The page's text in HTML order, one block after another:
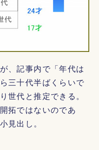
、記事内で「年代は
三十代半ばくらいで
世代と推定できる。
拓ではないのであ
見出し。